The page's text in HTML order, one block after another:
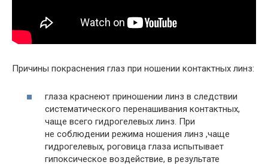
Причины покраснения глаз при ношении контактных линз:
глаза краснеют приношении линз в следствии
систематического перенашивания контактных,
чаще всего гидрогелевых линз. При
не соблюдении режима ношения линз ,чаще
гидрогелевых, роговица глаза испытывает
гипоксическое воздействие, в результате